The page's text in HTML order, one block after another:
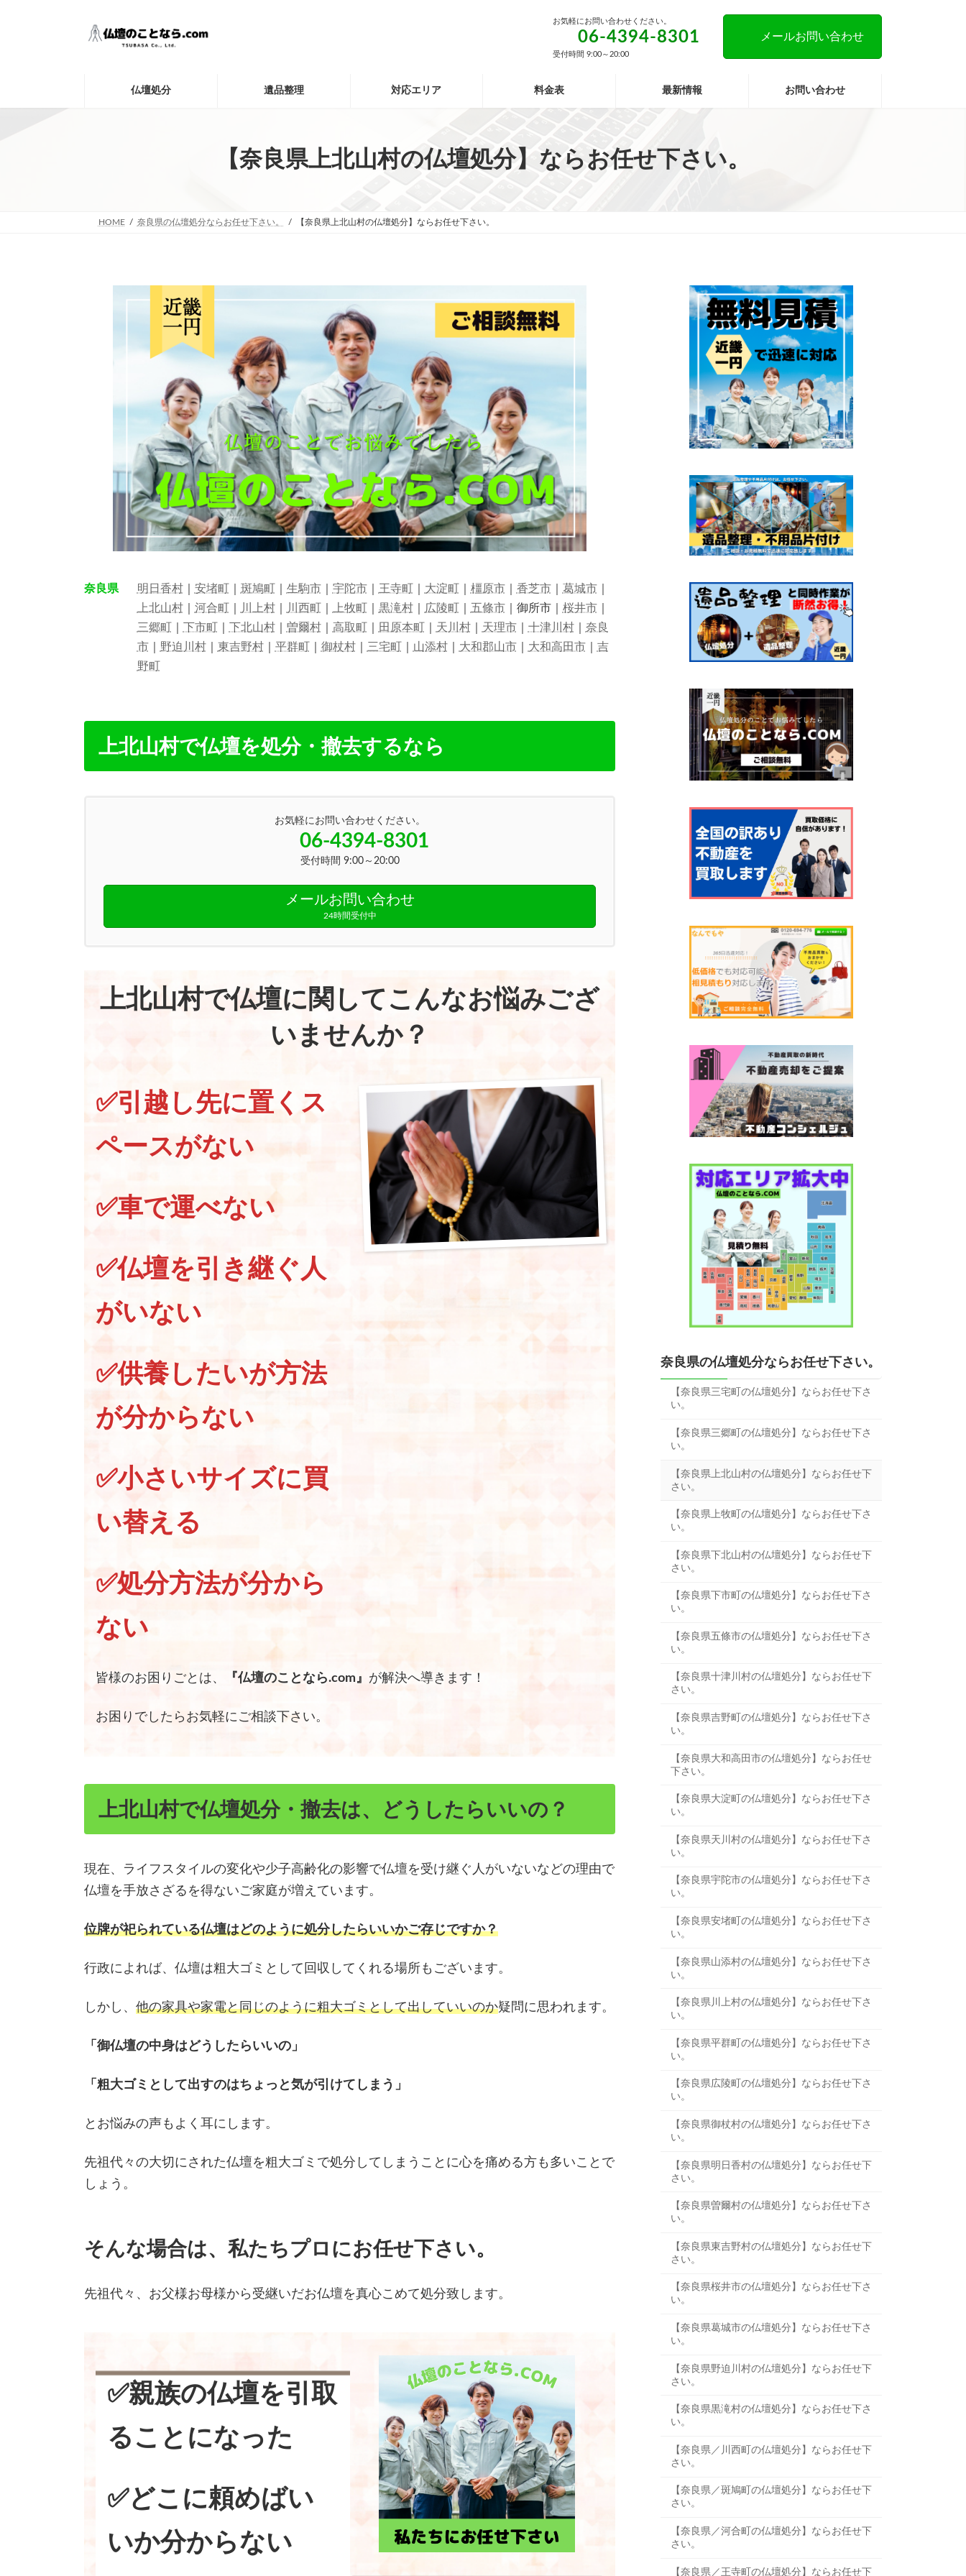
お気軽にお問い合わせください。
06-4394-8301
受付時間 9:00～20:00
メールお問い合わせ
仏壇処分 遺品整理 対応エリア 料金表 最新情報 お問い合わせ
【奈良県上北山村の仏壇処分】ならお任せ下さい。
HOME 奈良県の仏壇処分ならお任せ下さい。 【奈良県上北山村の仏壇処分】ならお任せ下さい。
奈良県 明日香村｜ 安堵町 斑鳩町 生駒市｜ 宇陀市｜ 王寺町 大淀町 橿原市｜ 香芝市｜ 葛城市｜
上北山村｜ 河合町 川上村｜ 川西町 上牧町 黒滝村｜ 広陵町 五條市｜御所市｜ 桜井市｜
三郷町
下市町 下北山村｜ 曽爾村｜ 高取町 田原本町 天川村｜ 天理市｜ 十津川村｜ 奈良
市｜ 野迫川村｜ 東吉野村｜ 平群町 御杖村｜ 三宅町 山添村｜ 大和郡山市｜ 大和高田市｜ 吉
野町
上北山村で仏壇を処分・撤去するなら
お気軽にお問い合わせください。
06-4394-8301
受付時間 9:00～20:00
メールお問い合わせ
24時間受付中
上北山村で仏壇に関してこんなお悩みござ
いませんか？
✅引越し先に置くス
ペースがない
✅車で運べない
✅仏壇を引き継ぐ人
がいない
✅供養したいが方法
が分からない
✅小さいサイズに買
い替える
✅処分方法が分から
ない
皆様のお困りごとは、 『仏壇のことなら.com』 が解決へ導きます！
お困りでしたらお気軽にご相談下さい。
上北山村で仏壇処分・撤去は、どうしたらいいの？
現在、ライフスタイルの変化や少子高齢化の影響で仏壇を受け継ぐ人がいないなどの理由で
仏壇を手放さざるを得ないご家庭が増えています。
位牌が祀られている仏壇はどのように処分したらいいかご存じですか？
行政によれば、仏壇は粗大ゴミとして回収してくれる場所もございます。
しかし、 他の家具や家電と同じのように粗大ゴミとして出していいのか疑問に思われます。
「御仏壇の中身はどうしたらいいの」
「粗大ゴミとして出すのはちょっと気が引けてしまう」
とお悩みの声もよく耳にします。
先祖代々の大切にされた仏壇を粗大ゴミで処分してしまうことに心を痛める方も多いことで
しょう。
そんな場合は、私たちプロにお任せ下さい。
先祖代々、お父様お母様から受継いだお仏壇を真心こめて処分致します。
✅親族の仏壇を引取
ることになった
✅どこに頼めばい
いか分からない
奈良県の仏壇処分ならお任せ下さい。
【奈良県三宅町の仏壇処分】ならお任せ下さ
い。
【奈良県三郷町の仏壇処分】ならお任せ下さ
い。
【奈良県上北山村の仏壇処分】ならお任せ下
さい。
【奈良県上牧町の仏壇処分】ならお任せ下さ
い。
【奈良県下北山村の仏壇処分】ならお任せ下
さい。
【奈良県下市町の仏壇処分】ならお任せ下さ
い。
【奈良県五條市の仏壇処分】ならお任せ下さ
い。
【奈良県十津川村の仏壇処分】ならお任せ下
さい。
【奈良県吉野町の仏壇処分】ならお任せ下さ
い。
【奈良県大和高田市の仏壇処分】ならお任せ
下さい。
【奈良県大淀町の仏壇処分】ならお任せ下さ
い。
【奈良県天川村の仏壇処分】ならお任せ下さ
い。
【奈良県宇陀市の仏壇処分】ならお任せ下さ
い。
【奈良県安堵町の仏壇処分】ならお任せ下さ
い。
【奈良県山添村の仏壇処分】ならお任せ下さ
い。
【奈良県川上村の仏壇処分】ならお任せ下さ
い。
【奈良県平群町の仏壇処分】ならお任せ下さ
い。
【奈良県広陵町の仏壇処分】ならお任せ下さ
い。
【奈良県御杖村の仏壇処分】ならお任せ下さ
い。
【奈良県明日香村の仏壇処分】ならお任せ下
さい。
【奈良県曽爾村の仏壇処分】ならお任せ下さ
い。
【奈良県東吉野村の仏壇処分】ならお任せ下
さい。
【奈良県桜井市の仏壇処分】ならお任せ下さ
い。
【奈良県葛城市の仏壇処分】ならお任せ下さ
い。
【奈良県野迫川村の仏壇処分】ならお任せ下
さい。
【奈良県黒滝村の仏壇処分】ならお任せ下さ
い。
【奈良県／川西町の仏壇処分】ならお任せ下
さい。
【奈良県／斑鳩町の仏壇処分】ならお任せ下
さい。
【奈良県／河合町の仏壇処分】ならお任せ下
さい。
【奈良県／王寺町の仏壇処分】ならお任せ下